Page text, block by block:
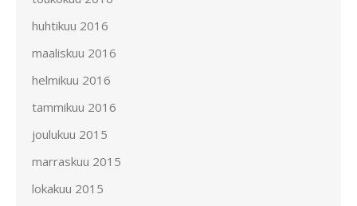
huhtikuu 2016
maaliskuu 2016
helmikuu 2016
tammikuu 2016
joulukuu 2015
marraskuu 2015
lokakuu 2015